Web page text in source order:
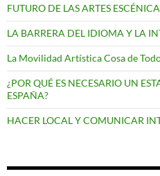
FUTURO DE LAS ARTES
LA BARRERA DEL IDIOMA Y LA
La Movilidad Artística Cosa de
¿POR QUÉ ES NECESARIO UN
ESPAÑA?
HACER LOCAL Y COMUNICAR